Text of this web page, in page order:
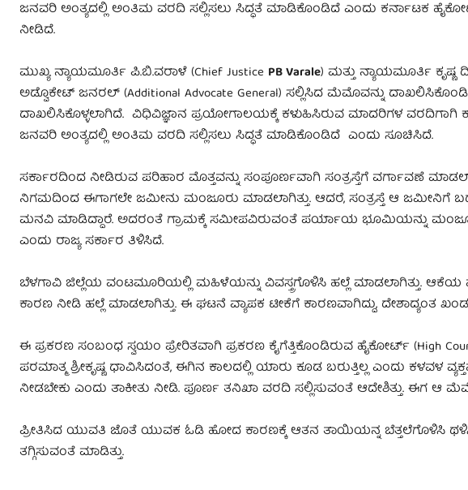
ಜನವರಿ ಅಂತ್ಯದಲ್ಲಿ ಅಂತಿಮ ವರದಿ ಸಲ್ಲಿಸಲು ಸಿದ್ಧತೆ ಮಾಡಿಕೊಂಡಿದೆ ಎಂದು ಕರ್ನಾಟಕ
ನೀಡಿದೆ.
ಮುಖ್ಯ ನ್ಯಾಯಮೂರ್ತಿ ಪಿ.ಬಿ.ವರಾಳೆ (Chief Justice PB Varale) ಮತ್ತು ನ್ಯಾಯಮೂರ್ತಿ ಕೃಷ್ಣ
ಅಡ್ವೊಕೇಟ್ ಜನರಲ್ (Additional Advocate General) ಸಲ್ಲಿಸಿದ ಮೆಮೊವನ್ನು
ದಾಖಲಿಸಿಕೊಳ್ಳಲಾಗಿದೆ. ವಿಧಿವಿಜ್ಞಾನ ಪ್ರಯೋಗಾಲಯಕ್ಕೆ ಕಳುಹಿಸಿರುವ ಮಾದರಿಗಳ ವರದಿಗಾಗಿ
ಜನವರಿ ಅಂತ್ಯದಲ್ಲಿ ಅಂತಿಮ ವರದಿ ಸಲ್ಲಿಸಲು ಸಿದ್ಧತೆ ಮಾಡಿಕೊಂಡಿದೆ ಎಂದು ಸೂಚಿಸಿದೆ.
ಸರ್ಕಾರದಿಂದ ನೀಡಿರುವ ಪರಿಹಾರ ಮೊತ್ತವನ್ನು ಸಂಪೂರ್ಣವಾಗಿ ಸಂತ್ರಸ್ತೆಗೆ ವರ್ಗಾವಣೆ
ನಿಗಮದಿಂದ ಈಗಾಗಲೇ ಜಮೀನು ಮಂಜೂರು ಮಾಡಲಾಗಿತ್ತು. ಆದರೆ, ಸಂತ್ರಸ್ತೆ ಆ ಜಮೀನಿಗೆ
ಮನವಿ ಮಾಡಿದ್ದಾರೆ. ಅದರಂತೆ ಗ್ರಾಮಕ್ಕೆ ಸಮೀಪವಿರುವಂತೆ ಪರ್ಯಾಯ ಭೂಮಿಯನ್ನು
ಎಂದು ರಾಜ್ಯ ಸರ್ಕಾರ ತಿಳಿಸಿದೆ.
ಬೆಳಗಾವಿ ಜಿಲ್ಲೆಯ ವಂಟಮೂರಿಯಲ್ಲಿ ಮಹಿಳೆಯನ್ನು ವಿವಸ್ತ್ರಗೊಳಿಸಿ ಹಲ್ಲೆ ಮಾಡಲಾಗಿತ್ತು.
ಕಾರಣ ನೀಡಿ ಹಲ್ಲೆ ಮಾಡಲಾಗಿತ್ತು. ಈ ಘಟನೆ ವ್ಯಾಪಕ ಟೀಕೆಗೆ ಕಾರಣವಾಗಿದ್ದು, ದೇಶಾದ್ಯಂತ
ಈ ಪ್ರಕರಣ ಸಂಬಂಧ ಸ್ವಯಂ ಪ್ರೇರಿತವಾಗಿ ಪ್ರಕರಣ ಕೈಗೆತ್ತಿಕೊಂಡಿರುವ ಹೈಕೋರ್ಟ್ (High
ಪರಮಾತ್ಮ ಶ್ರೀಕೃಷ್ಣ ಧಾವಿಸಿದಂತೆ, ಈಗಿನ ಕಾಲದಲ್ಲಿ ಯಾರು ಕೂಡ ಬರುತ್ತಿಲ್ಲ ಎಂದು ಕಳವಳ
ನೀಡಬೇಕು ಎಂದು ತಾಕೀತು ನೀಡಿ. ಪೂರ್ಣ ತನಿಖಾ ವರದಿ ಸಲ್ಲಿಸುವಂತೆ ಆದೇಶಿತ್ತು. ಈಗ ಆ
ಪ್ರೀತಿಸಿದ ಯುವತಿ ಜೊತೆ ಯುವಕ ಓಡಿ ಹೋದ ಕಾರಣಕ್ಕೆ ಆತನ ತಾಯಿಯನ್ನ ಬೆತ್ತಲೆಗೊಳಿಸಿ
ತಗ್ಗಿಸುವಂತೆ ಮಾಡಿತ್ತು.